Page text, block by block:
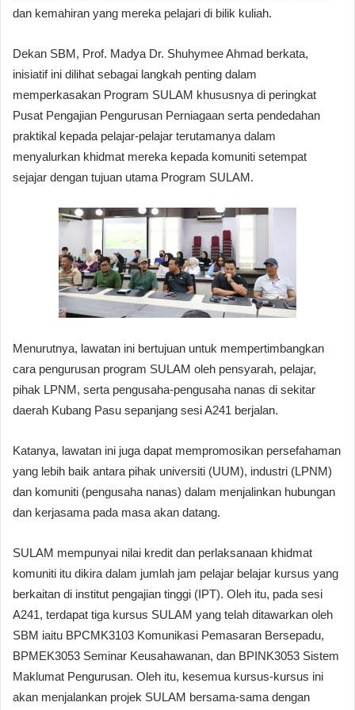
dan kemahiran yang mereka pelajari di bilik kuliah.
Dekan SBM, Prof. Madya Dr. Shuhymee Ahmad berkata,
inisiatif ini dilihat sebagai langkah penting dalam
memperkasakan Program SULAM khususnya di peringkat
Pusat Pengajian Pengurusan Perniagaan serta pendedahan
praktikal kepada pelajar-pelajar terutamanya dalam
menyalurkan khidmat mereka kepada komuniti setempat
sejajar dengan tujuan utama Program SULAM.
Menurutnya, lawatan ini bertujuan untuk mempertimbangkan
cara pengurusan program SULAM oleh pensyarah, pelajar,
pihak LPNM, serta pengusaha-pengusaha nanas di sekitar
daerah Kubang Pasu sepanjang sesi A241 berjalan.
Katanya, lawatan ini juga dapat mempromosikan persefahaman
yang lebih baik antara pihak universiti (UUM), industri (LPNM)
dan komuniti (pengusaha nanas) dalam menjalinkan hubungan
dan kerjasama pada masa akan datang.
SULAM mempunyai nilai kredit dan perlaksanaan khidmat
komuniti itu dikira dalam jumlah jam pelajar belajar kursus yang
berkaitan di institut pengajian tinggi (IPT). Oleh itu, pada sesi
A241, terdapat tiga kursus SULAM yang telah ditawarkan oleh
SBM iaitu BPCMK3103 Komunikasi Pemasaran Bersepadu,
BPMEK3053 Seminar Keusahawanan, dan BPINK3053 Sistem
Maklumat Pengurusan. Oleh itu, kesemua kursus-kursus ini
akan menjalankan projek SULAM bersama-sama dengan